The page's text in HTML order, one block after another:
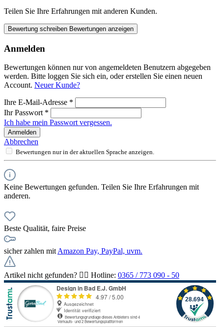
Teilen Sie Ihre Erfahrungen mit anderen Kunden.
Bewertung schreiben Bewertungen anzeigen
Anmelden
Bewertungen können nur von angemeldeten Benutzern abgegeben
werden. Bitte loggen Sie sich ein, oder erstellen Sie einen neuen
Account. Neuer Kunde?
Ihre E-Mail-Adresse *
Ihr Passwort *
Ich habe mein Passwort vergessen.
Anmelden
Abbrechen
Bewertungen nur in der aktuellen Sprache anzeigen.
Keine Bewertungen gefunden. Teilen Sie Ihre Erfahrungen mit
anderen.
Beste Qualität, faire Preise
sicher zahlen mit Amazon Pay, PayPal, uvm.
Artikel nicht gefunden? 👉🏻 Hotline: 0365 / 773 090 - 50